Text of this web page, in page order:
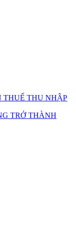
THUẾ THU NHẬP
TRỞ THÀNH